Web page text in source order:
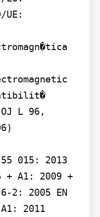
UE:
L 96,
015: 2013
+ A1: 2009 +
2: 2005 EN
2011